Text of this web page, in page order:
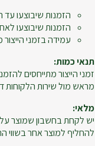
הזמנות שיבוצעו עד השעה 12:00 ייחשבו
הזמנות שיבוצעו לאחר השעה 12:00, יום ביצוע
עמידה בזמני
תנאי כמות:
מראש מול שירות הלקוחות
מלאי:
יש לקחת בחשבון שמוצר
להחליף למוצר אחר בשווי